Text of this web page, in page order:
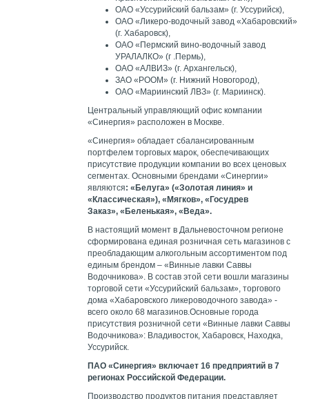
ОАО «Уссурийский бальзам» (г. Уссурийск),
ОАО «Ликеро-водочный завод «Хабаровский»
(г. Хабаровск),
ОАО «Пермский вино-водочный завод
УРАЛАЛКО» (г .Пермь),
ОАО «АЛВИЗ» (г. Архангельск),
ЗАО «РООМ» (г. Нижний Новогород),
ОАО «Мариинский ЛВЗ» (г. Мариинск).
Центральный управляющий офис компании
«Синергия» расположен в Москве.
«Синергия» обладает сбалансированным
портфелем торговых марок, обеспечивающих
присутствие продукции компании во всех ценовых
сегментах. Основными брендами «Синергии»
являются: «Белуга» («Золотая линия» и
«Классическая»), «Мягков», «Госудрев
Заказ», «Беленькая», «Веда».
В настоящий момент в Дальневосточном регионе
сформирована единая розничная сеть магазинов с
преобладающим алкогольным ассортиментом под
единым брендом – «Винные лавки Саввы
Водочникова». В состав этой сети вошли магазины
торговой сети «Уссурийский бальзам», торгового
дома «Хабаровского ликероводочного завода» -
всего около 68 магазинов.Основные города
присутствия розничной сети «Винные лавки Саввы
Водочникова»: Владивосток, Хабаровск, Находка,
Уссурийск.
ПАО «Синергия» включает 16 предприятий в 7
регионах Российской Федерации.
Производство продуктов питания представляет